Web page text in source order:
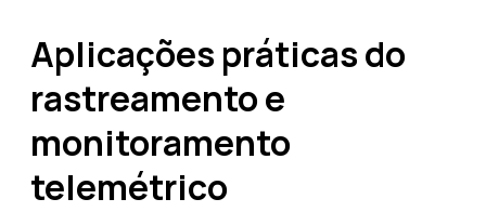
Aplicações práticas do
rastreamento e
monitoramento
telemétrico